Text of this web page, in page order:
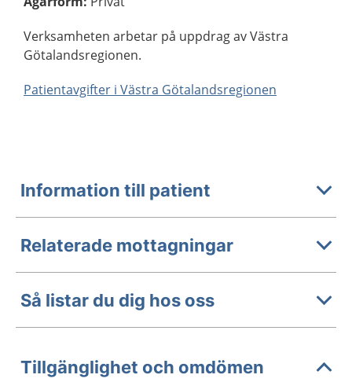
Verksamheten arbetar på uppdrag av Västra
Götalandsregionen.
Patientavgifter i Västra Götalandsregionen
Information till patient
Relaterade mottagningar
Så listar du dig hos oss
Tillgänglighet och omdömen